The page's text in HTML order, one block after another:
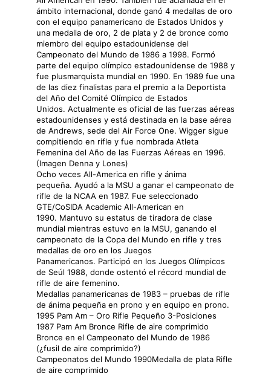
ámbito internacional, donde ganó 4 medallas de oro
con el equipo panamericano de Estados Unidos y
una medalla de oro, 2 de plata y 2 de bronce como
miembro del equipo estadounidense del
Campeonato del Mundo de 1986 a 1998. Formó
parte del equipo olímpico estadounidense de 1988 y
fue plusmarquista mundial en 1990. En 1989 fue una
de las diez finalistas para el premio a la Deportista
del Año del Comité Olímpico de Estados
Unidos. Actualmente es oficial de las fuerzas aéreas
estadounidenses y está destinada en la base aérea
de Andrews, sede del Air Force One. Wigger sigue
compitiendo en rifle y fue nombrada Atleta
Femenina del Año de las Fuerzas Aéreas en 1996.
(Imagen Denna y Lones)
Ocho veces All-America en rifle y ánima
pequeña. Ayudó a la MSU a ganar el campeonato de
rifle de la NCAA en 1987. Fue seleccionado
GTE/CoSIDA Academic All-American en
1990. Mantuvo su estatus de tiradora de clase
mundial mientras estuvo en la MSU, ganando el
campeonato de la Copa del Mundo en rifle y tres
medallas de oro en los Juegos
Panamericanos. Participó en los Juegos Olímpicos
de Seúl 1988, donde ostentó el récord mundial de
rifle de aire femenino.
Medallas panamericanas de 1983 – pruebas de rifle
de ánima pequeña en prono y en equipo en prono.
1995 Pam Am – Oro Rifle Pequeño 3-Posiciones
1987 Pam Am Bronce Rifle de aire comprimido
Bronce en el Campeonato del Mundo de 1986
(¿fusil de aire comprimido?)
Campeonatos del Mundo 1990Medalla de plata Rifle
de aire comprimido